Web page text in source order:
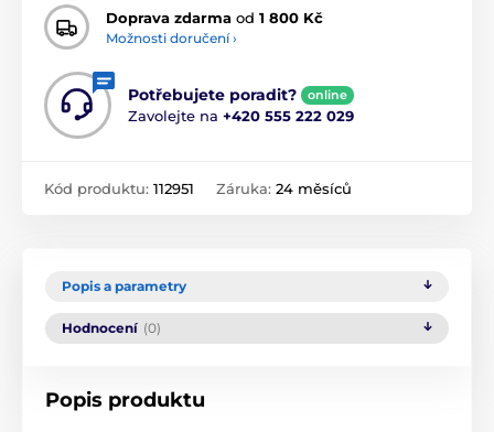
Doprava zdarma od 1 800 Kč
Možnosti doručení ›
Potřebujete poradit? online
Zavolejte na +420 555 222 029
Kód produktu: 112951 Záruka: 24 měsíců
Popis a parametry
Hodnocení (0)
Popis produktu